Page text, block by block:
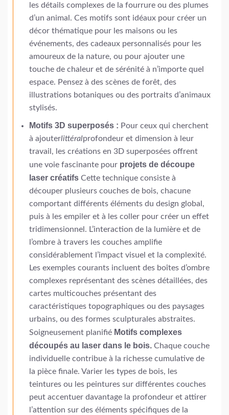
les détails complexes de la fourrure ou des plumes
d’un animal. Ces motifs sont idéaux pour créer un
décor thématique pour les maisons ou les
événements, des cadeaux personnalisés pour les
amoureux de la nature, ou pour ajouter une
touche de chaleur et de sérénité à n’importe quel
espace. Pensez à des scènes de forêt, des
illustrations botaniques ou des portraits d’animaux
stylisés.
Motifs 3D superposés : Pour ceux qui cherchent
à ajouterlittéralprofondeur et dimension à leur
travail, les créations en 3D superposées offrent
une voie fascinante pour projets de découpe
laser créatifsCette technique consiste à
découper plusieurs couches de bois, chacune
comportant différents éléments du design global,
puis à les empiler et à les coller pour créer un effet
tridimensionnel. L’interaction de la lumière et de
l’ombre à travers les couches amplifie
considérablement l’impact visuel et la complexité.
Les exemples courants incluent des boîtes d’ombre
complexes représentant des scènes détaillées, des
cartes multicouches présentant des
caractéristiques topographiques ou des paysages
urbains, ou des formes sculpturales abstraites.
Soigneusement planifié Motifs complexes
découpés au laser dans le bois.Chaque couche
individuelle contribue à la richesse cumulative de
la pièce finale. Varier les types de bois, les
teintures ou les peintures sur différentes couches
peut accentuer davantage la profondeur et attirer
l’attention sur des éléments spécifiques de la